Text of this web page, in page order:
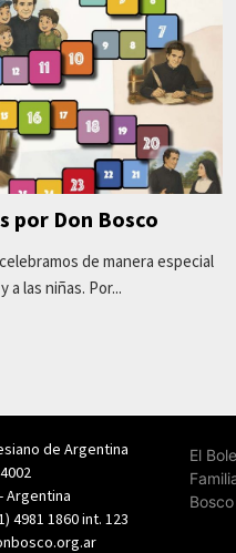
por Don Bosco
de manera especial
a las niñas. Por...
de Argentina
Argentina
4981 1860 int. 123
El